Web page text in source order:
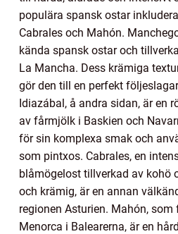
populära spansk ostar
Cabrales och Mahón.
kända spansk ostar och
La Mancha. Dess krämiga
gör den till en perfekt
Idiazábal, å andra sidan, är en
av fårmjölk i Baskien och
för sin komplexa smak och
som pintxos. Cabrales, en
blåmögelost tillverkad av kohö
och krämig, är en annan
regionen Asturien. Mahón,
Menorca i Balearerna, är en